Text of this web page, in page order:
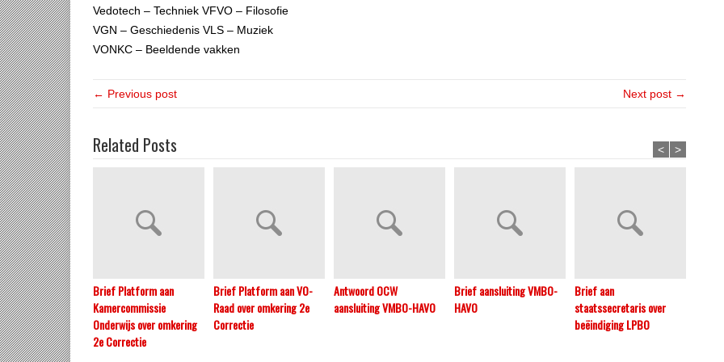
Vedotech – Techniek VFVO – Filosofie
VGN – Geschiedenis VLS – Muziek
VONKC – Beeldende vakken
← Previous post Next post →
Related Posts
Brief Platform aan
Kamercommissie
Onderwijs over omkering
2e Correctie
Brief Platform aan VO-
Raad over omkering 2e
Correctie
Antwoord OCW
aansluiting VMBO-HAVO
Brief aansluiting VMBO-
HAVO
Brief aan
staatssecretaris over
beëindiging LPBO
< >